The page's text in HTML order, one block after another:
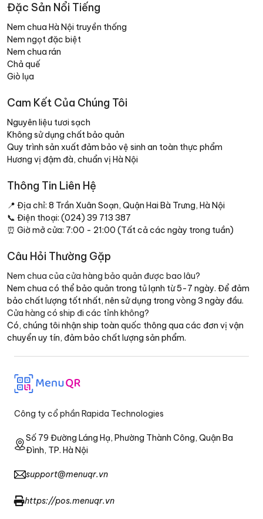
Đặc Sản Nổi Tiếng
Nem chua Hà Nội truyền thống
Nem ngọt đặc biệt
Nem chua rán
Chả quế
Giò lụa
Cam Kết Của Chúng Tôi
Nguyên liệu tươi sạch
Không sử dụng chất bảo quản
Quy trình sản xuất đảm bảo vệ sinh an toàn thực phẩm
Hương vị đậm đà, chuẩn vị Hà Nội
Thông Tin Liên Hệ
📍 Địa chỉ: 8 Trần Xuân Soạn, Quận Hai Bà Trưng, Hà Nội
📞 Điện thoại: (024) 39 713 387
⏰ Giờ mở cửa: 7:00 - 21:00 (Tất cả các ngày trong tuần)
Câu Hỏi Thường Gặp
Nem chua của cửa hàng bảo quản được bao lâu?
Nem chua có thể bảo quản trong tủ lạnh từ 5-7 ngày. Để đảm
bảo chất lượng tốt nhất, nên sử dụng trong vòng 3 ngày đầu.
Cửa hàng có ship đi các tỉnh không?
Có, chúng tôi nhận ship toàn quốc thông qua các đơn vị vận
chuyển uy tín, đảm bảo chất lượng sản phẩm.
Công ty cổ phần Rapida Technologies
Số 79 Đường Láng Hạ, Phường Thành Công, Quận Ba
Đình, TP. Hà Nội
support@menuqr.vn
https://pos.menuqr.vn